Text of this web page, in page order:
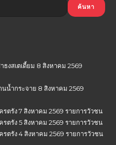
ค้นหา
งสเตเดี้ยม 8 สิงหาคม 2569
น้ำกระจาย 8 สิงหาคม 2569
รัง 7 สิงหาคม 2569 รายการวัวชน
รัง 5 สิงหาคม 2569 รายการวัวชน
ตรัง 4 สิงหาคม 2569 รายการวัวชน